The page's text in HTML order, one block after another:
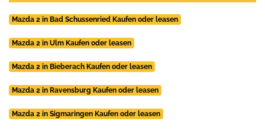
Mazda 2 in Bad Schussenried Kaufen oder leasen
Mazda 2 in Ulm Kaufen oder leasen
Mazda 2 in Bieberach Kaufen oder leasen
Mazda 2 in Ravensburg Kaufen oder leasen
Mazda 2 in Sigmaringen Kaufen oder leasen